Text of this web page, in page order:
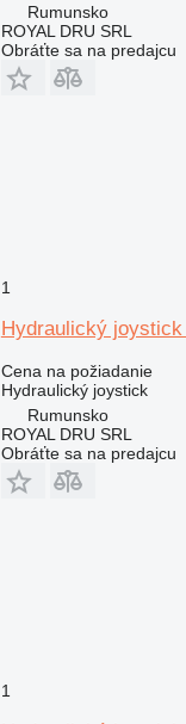
Rumunsko
ROYAL DRU SRL
Obráťte sa na predajcu
1
Hydraulický
Cena na požiadanie
Hydraulický joystick
Rumunsko
ROYAL DRU SRL
Obráťte sa na predajcu
1